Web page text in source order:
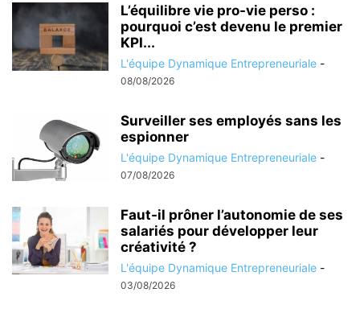
L’équilibre vie pro-vie perso :
pourquoi c’est devenu le premier
KPI...
L'équipe Dynamique Entrepreneuriale -
08/08/2026
Surveiller ses employés sans les
espionner
L'équipe Dynamique Entrepreneuriale -
07/08/2026
Faut-il prôner l’autonomie de ses
salariés pour développer leur
créativité ?
L'équipe Dynamique Entrepreneuriale -
03/08/2026